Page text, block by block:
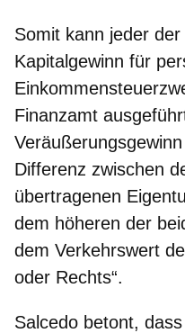
Somit kann jeder der
Kapitalgewinn für
Finanzamt
Differenz zwischen
übertragenen
dem höheren der
dem Verkehrswert
oder Rechts“.
Salcedo betont,